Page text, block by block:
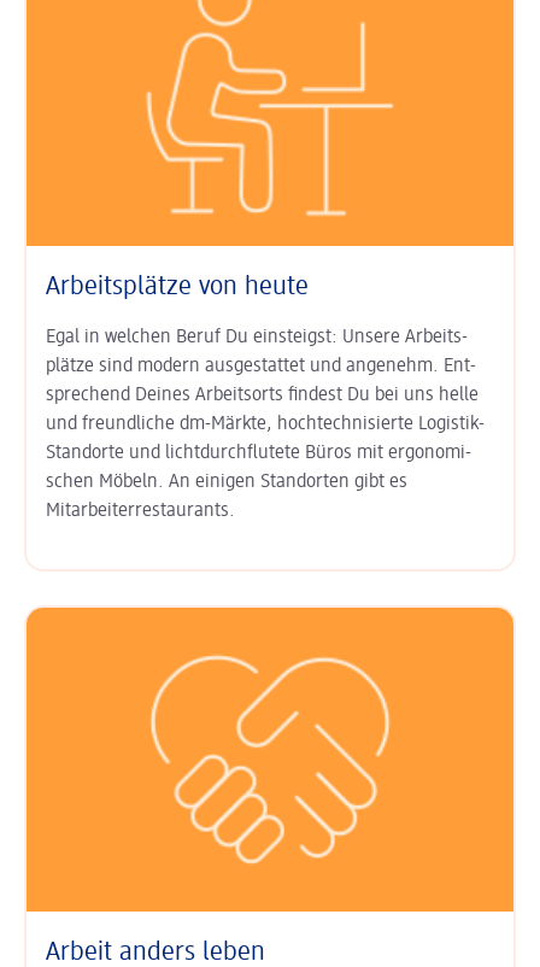
Arbeitsplätze von heute
Egal in welchen Beruf Du einsteigst: Unsere Arbeits­
plätze sind modern aus­gestattet und angenehm. Ent­
sprechend Deines Arbeits­orts findest Du bei uns helle
und freund­liche dm-Märkte, hoch­technisierte Logistik-
Standorte und licht­durchflutete Büros mit ergo­nomi­
schen Möbeln. An einigen Stand­orten gibt es
Mitarbeiter­restaurants.
Arbeit anders leben